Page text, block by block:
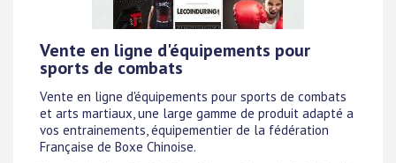
Vente en ligne d'équipements pour
sports de combats
Vente en ligne d'équipements pour sports de combats
et arts martiaux, une large gamme de produit adapté a
vos entrainements, équipementier de la fédération
Française de Boxe Chinoise.